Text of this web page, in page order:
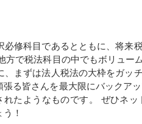
修科目であるとともに、将来
方で税法科目の中でもボリュー
まずは法人税法の大枠をガッ
る皆さんを最大限にバックア
たようなものです。 ぜひネ
！